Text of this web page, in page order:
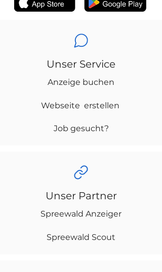
Unser Service
Anzeige buchen
Webseite erstellen
Job gesucht?
Unser Partner
Spreewald Anzeiger
Spreewald Scout